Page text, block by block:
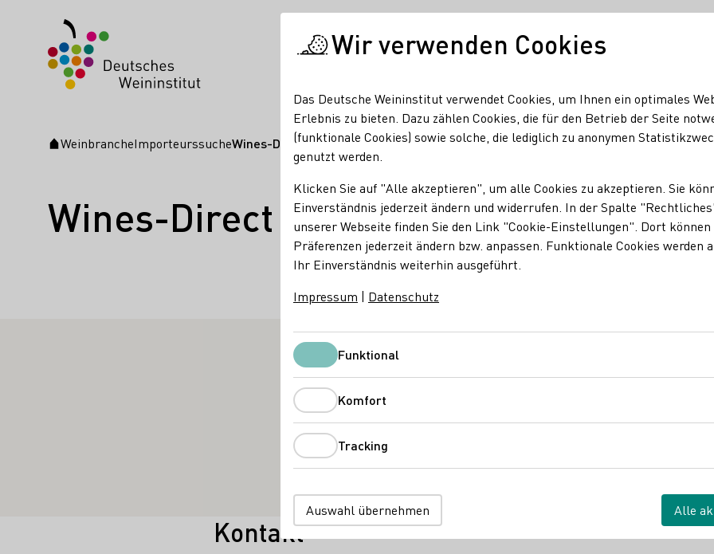
Startseite
WeinbrancheImporteurssucheWines-Direct Wholesale
Wines-Direct Wholesale
Land
Niederlande
Weingut Peter Kriechel
Kontakt
Wir verwenden Cookies
Das Deutsche Weininstitut verwendet Cookies, um Ihnen ein optimales
Erlebnis zu bieten. Dazu zählen Cookies, die für den Betrieb der Seite
(funktionale Cookies) sowie solche, die lediglich zu anonymen
genutzt werden.
Klicken Sie auf "Alle akzeptieren", um alle Cookies zu akzeptieren. Sie
Einverständnis jederzeit ändern und widerrufen. In der Spalte
unserer Webseite finden Sie den Link "Cookie-Einstellungen". Dort können
Präferenzen jederzeit ändern bzw. anpassen. Funktionale Cookies werden
Ihr Einverständnis weiterhin ausgeführt.
Impressum | Datenschutz
FunktionalFunktional
Komfort
Tracking
Auswahl übernehmen Alle